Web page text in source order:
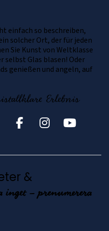
einfach so beschreiben,
solcher Ort, der für jeden
Sie Kunst von Weltklasse
selbst Glas blasen! Oder
genießen und angeln, auf
Erlebnis
&
inget – prenumerera